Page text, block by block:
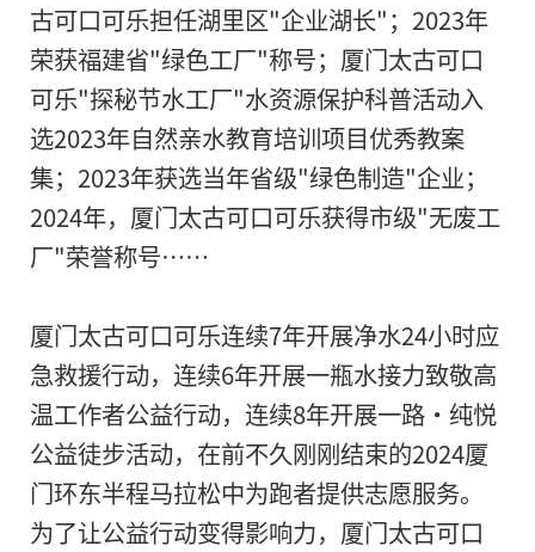
古可口可乐担任湖里区"企业湖长"；2023年
荣获福建省"绿色工厂"称号；厦门太古可口
可乐"探秘节水工厂"水资源保护科普活动入
选2023年自然亲水教育培训项目优秀教案
集；2023年获选当年省级"绿色制造"企业；
2024年，厦门太古可口可乐获得市级"无废工
厂"荣誉称号……
厦门太古可口可乐连续7年开展净水24小时应
急救援行动，连续6年开展一瓶水接力致敬高
温工作者公益行动，连续8年开展一路•纯悦
公益徒步活动，在前不久刚刚结束的2024厦
门环东半程马拉松中为跑者提供志愿服务。
为了让公益行动变得影响力，厦门太古可口